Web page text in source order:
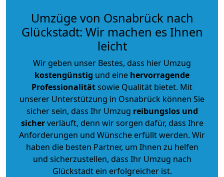
Umzüge von Osnabrück nach
Glückstadt: Wir machen es Ihnen
leicht
Wir geben unser Bestes, dass hier Umzug
kostengünstig und eine hervorragende
Professionalitätsowie Qualität bietet. Mit
unserer Unterstützung in Osnabrück können Sie
sicher sein, dass Ihr Umzug reibungslos und
sicherverläuft, denn wir sorgen dafür, dass Ihre
Anforderungen und Wünsche erfüllt werden. Wir
haben die besten Partner, um Ihnen zu helfen
und sicherzustellen, dass Ihr Umzug nach
Glückstadt ein erfolgreicher ist.